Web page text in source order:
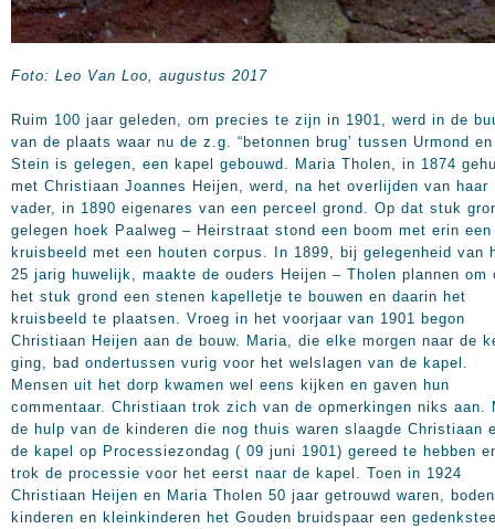
Foto: Leo Van Loo, augustus 2017
Ruim 100 jaar geleden, om precies te zijn in 1901, werd in de
van de plaats waar nu de z.g. “betonnen brug’ tussen Urmond en
Stein is gelegen, een kapel gebouwd. Maria Tholen, in 1874
met Christiaan Joannes Heijen, werd, na het overlijden van haar
vader, in 1890 eigenares van een perceel grond. Op dat stuk
gelegen hoek Paalweg – Heirstraat stond een boom met erin een
kruisbeeld met een houten corpus. In 1899, bij gelegenheid van
25 jarig huwelijk, maakte de ouders Heijen – Tholen plannen om
het stuk grond een stenen kapelletje te bouwen en daarin het
kruisbeeld te plaatsen. Vroeg in het voorjaar van 1901 begon
Christiaan Heijen aan de bouw. Maria, die elke morgen naar de
ging, bad ondertussen vurig voor het welslagen van de kapel.
Mensen uit het dorp kwamen wel eens kijken en gaven hun
commentaar. Christiaan trok zich van de opmerkingen niks aan.
de hulp van de kinderen die nog thuis waren slaagde Christiaan
de kapel op Processiezondag ( 09 juni 1901) gereed te hebben
trok de processie voor het eerst naar de kapel. Toen in 1924
Christiaan Heijen en Maria Tholen 50 jaar getrouwd waren,
kinderen en kleinkinderen het Gouden bruidspaar een